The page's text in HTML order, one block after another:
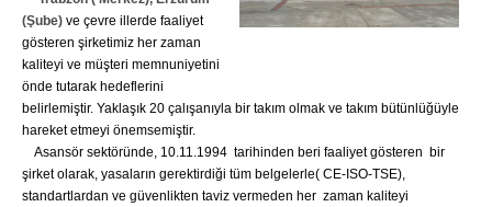
(Şube) ve çevre illerde faaliyet
gösteren şirketimiz her zaman
kaliteyi ve müşteri memnuniyetini
önde tutarak hedeflerini
belirlemiştir. Yaklaşık 20 çalışanıyla bir takım olmak ve takım bütünlüğüyle
hareket etmeyi önemsemiştir.
Asansör sektöründe, 10.11.1994 tarihinden beri faaliyet gösteren bir
şirket olarak, yasaların gerektirdiği tüm belgelerle( CE-ISO-TSE),
standartlardan ve güvenlikten taviz vermeden her zaman kaliteyi